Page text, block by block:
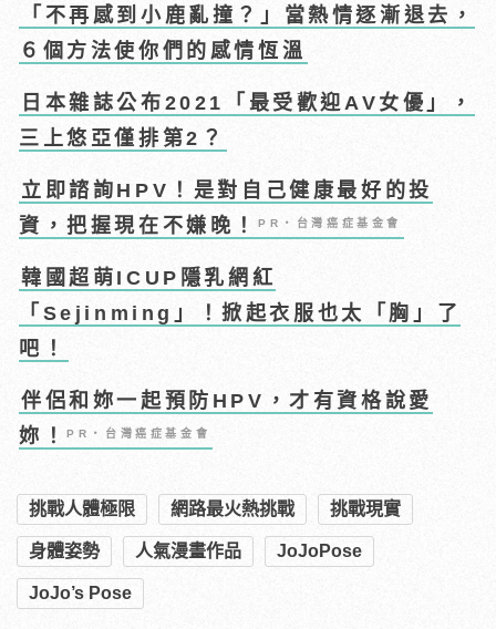
「不再感到小鹿亂撞？」當熱情逐漸退去，
６個方法使你們的感情恆溫
日本雜誌公布2021「最受歡迎AV女優」，
三上悠亞僅排第2？
立即諮詢HPV！是對自己健康最好的投
資，把握現在不嫌晚！PR・台灣癌症基金會
韓國超萌ICUP隱乳網紅
「Sejinming」！掀起衣服也太「胸」了
吧！
伴侶和妳一起預防HPV，才有資格說愛
妳！PR・台灣癌症基金會
挑戰人體極限 網路最火熱挑戰 挑戰現實
身體姿勢 人氣漫畫作品 JoJoPose
JoJo’s Pose